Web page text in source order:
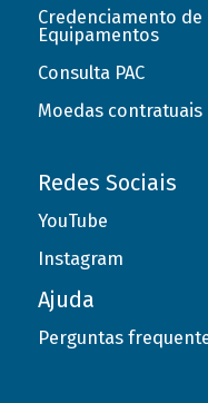
Credenciamento de
Equipamentos
Consulta PAC
Moedas contratuais
Redes Sociais
YouTube
Instagram
Ajuda
Perguntas